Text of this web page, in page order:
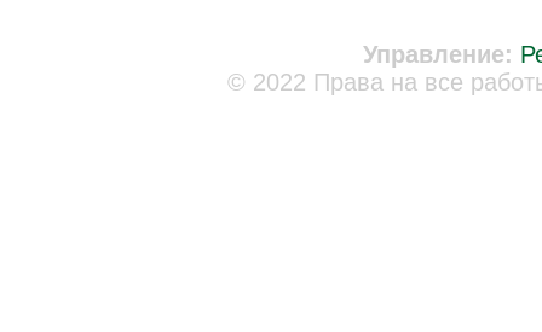
Управление:
© 2022 Права на все